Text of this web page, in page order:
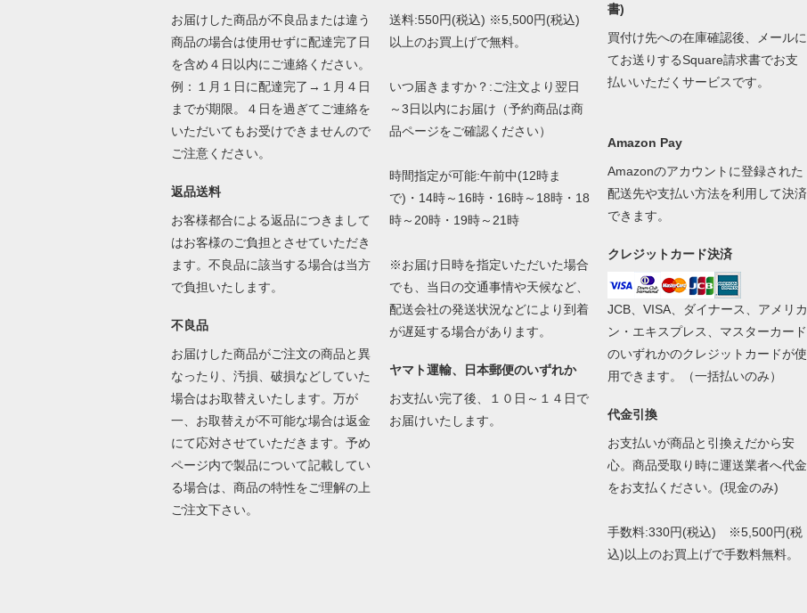
お届けした商品が不良品または違う
商品の場合は使用せずに配達完了日
を含め４日以内にご連絡ください。
例：１月１日に配達完了→１月４日
までが期限。４日を過ぎてご連絡を
いただいてもお受けできませんので
ご注意ください。
返品送料
お客様都合による返品につきまして
はお客様のご負担とさせていただき
ます。不良品に該当する場合は当方
で負担いたします。
不良品
お届けした商品がご注文の商品と異
なったり、汚損、破損などしていた
場合はお取替えいたします。万が
一、お取替えが不可能な場合は返金
にて応対させていただきます。予め
ページ内で製品について記載してい
る場合は、商品の特性をご理解の上
ご注文下さい。
送料:550円(税込) ※5,500円(税込)
以上のお買上げで無料。
いつ届きますか？:ご注文より翌日
～3日以内にお届け（予約商品は商
品ページをご確認ください）
時間指定が可能:午前中(12時ま
で)・14時～16時・16時～18時・18
時～20時・19時～21時
※お届け日時を指定いただいた場合
でも、当日の交通事情や天候など、
配送会社の発送状況などにより到着
が遅延する場合があります。
ヤマト運輸、日本郵便のいずれか
お支払い完了後、１０日～１４日で
お届けいたします。
書)
買付け先への在庫確認後、メールに
てお送りするSquare請求書でお支
払いいただくサービスです。
Amazon Pay
Amazonのアカウントに登録された
配送先や支払い方法を利用して決済
できます。
クレジットカード決済
JCB、VISA、ダイナース、アメリカ
ン・エキスプレス、マスターカード
のいずれかのクレジットカードが使
用できます。（一括払いのみ）
代金引換
お支払いが商品と引換えだから安
心。商品受取り時に運送業者へ代金
をお支払ください。(現金のみ)
手数料:330円(税込) ※5,500円(税
込)以上のお買上げで手数料無料。